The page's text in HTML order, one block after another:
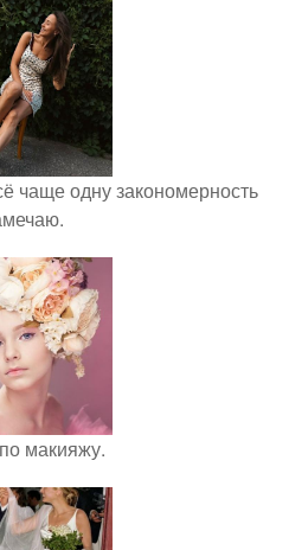
чаще одну закономерность
макияжу.